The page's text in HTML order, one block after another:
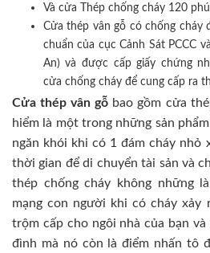
Và cửa Thép chống cháy 120
Cửa thép vân gỗ có chống
chuẩn của cục Cảnh Sát PCCC
An) và được cấp giấy chứng
cửa chống cháy để cung cấp ra
Cửa thép vân gỗ bao gồm cửa
hiểm là một trong những sản
ngăn khói khi có 1 đám cháy nhỏ
thời gian để di chuyển tài sản và
thép chống cháy không những
mạng con người khi có cháy xảy
trộm cấp cho ngôi nhà của bạn
đình mà nó còn là điểm nhấn tô